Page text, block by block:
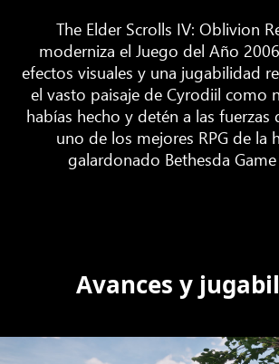
The Elder Scrolls IV: Oblivion
moderniza el Juego del Año
efectos visuales y una jugabilidad
el vasto paisaje de Cyrodiil como
habías hecho y detén a las fuerzas
uno de los mejores RPG de la
galardonado Bethesda
Avances y